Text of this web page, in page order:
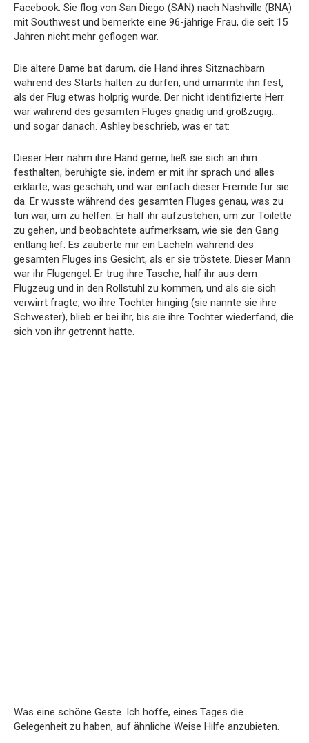
Facebook. Sie flog von San Diego (SAN) nach Nashville (BNA)
mit Southwest und bemerkte eine 96-jährige Frau, die seit 15
Jahren nicht mehr geflogen war.
Die ältere Dame bat darum, die Hand ihres Sitznachbarn
während des Starts halten zu dürfen, und umarmte ihn fest,
als der Flug etwas holprig wurde. Der nicht identifizierte Herr
war während des gesamten Fluges gnädig und großzügig…
und sogar danach. Ashley beschrieb, was er tat:
Dieser Herr nahm ihre Hand gerne, ließ sie sich an ihm
festhalten, beruhigte sie, indem er mit ihr sprach und alles
erklärte, was geschah, und war einfach dieser Fremde für sie
da. Er wusste während des gesamten Fluges genau, was zu
tun war, um zu helfen. Er half ihr aufzustehen, um zur Toilette
zu gehen, und beobachtete aufmerksam, wie sie den Gang
entlang lief. Es zauberte mir ein Lächeln während des
gesamten Fluges ins Gesicht, als er sie tröstete. Dieser Mann
war ihr Flugengel. Er trug ihre Tasche, half ihr aus dem
Flugzeug und in den Rollstuhl zu kommen, und als sie sich
verwirrt fragte, wo ihre Tochter hinging (sie nannte sie ihre
Schwester), blieb er bei ihr, bis sie ihre Tochter wiederfand, die
sich von ihr getrennt hatte.
Was eine schöne Geste. Ich hoffe, eines Tages die
Gelegenheit zu haben, auf ähnliche Weise Hilfe anzubieten.